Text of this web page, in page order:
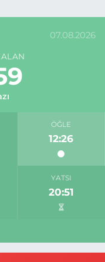
07.08.2026
ÖĞLE
12:26
YATSI
20:51